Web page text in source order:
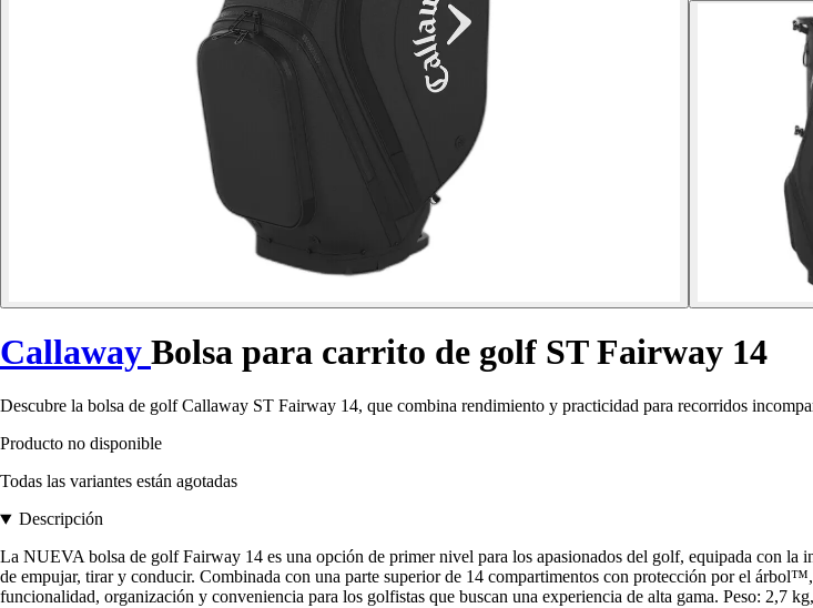
Callaway Bolsa para carrito de golf ST Fairway 14
Descubre la bolsa de golf Callaway ST Fairway 14, que combina rendimiento y practicidad para recorridos
Producto no disponible
Todas las variantes están agotadas
Descripción
La NUEVA bolsa de golf Fairway 14 es una opción de primer nivel para los apasionados del golf, equipada con
de empujar, tirar y conducir. Combinada con una parte superior de 14 compartimentos con protección por el
funcionalidad, organización y conveniencia para los golfistas que buscan una experiencia de alta gama. Peso: 2,7